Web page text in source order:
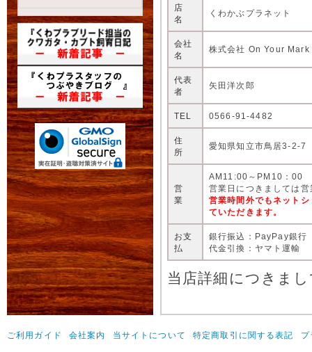
店
名
くわかぶプラネット
会社
名
株式会社 On Your Mark
代表
者
矢田洋次郎
TEL 0566-91-4482
住
所
愛知県知立市鳥居3-2-7
営
業
AM11:00～PM10：00
営業日につきましては
営業時間外でもネット
ていただきます。
お支
払
銀行振込：PayPay銀行
代金引換：ヤマト運輸
当店詳細につきま
ご利用ガイド 会社案内 当サイトについて 特定商取引に関する表記 プ